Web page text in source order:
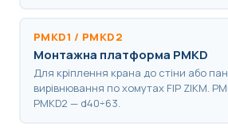
PMKD1 / PMKD2
Монтажна платформа PMKD
Для кріплення крана до стіни або
вирівнювання по хомутах FIP ZIKM.
PMKD2 — d40÷63.